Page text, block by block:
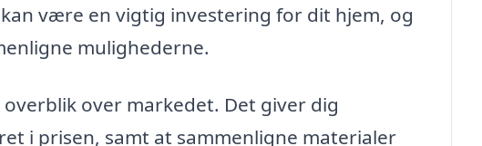
være en vigtig investering for dit hjem, og
mulighederne.
over markedet. Det giver dig
i prisen, samt at sammenligne materialer